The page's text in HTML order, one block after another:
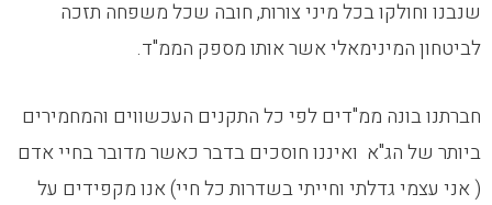
שנבנו וחולקו בכל מיני צורות, חובה שכל משפחה תזכה
לביטחון המינימאלי אשר אותו מספק הממ"ד.
חברתנו בונה ממ"דים לפי כל התקנים העכשווים והמחמירים
ביותר של הג"א ואיננו חוסכים בדבר כאשר מדובר בחיי אדם
( אני עצמי גדלתי וחייתי בשדרות כל חיי) אנו מקפידים על